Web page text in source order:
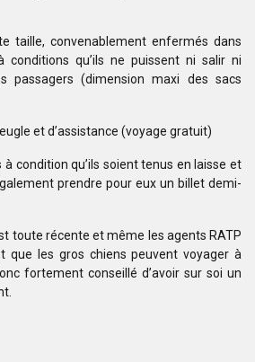
taille, convenablement enfermés dans
conditions qu’ils ne puissent ni salir ni
passagers (dimension maxi des sacs
et d’assistance (voyage gratuit)
condition qu’ils soient tenus en laisse et
prendre pour eux un billet demi-
toute récente et même les agents RATP
que les gros chiens peuvent voyager à
fortement conseillé d’avoir sur soi un